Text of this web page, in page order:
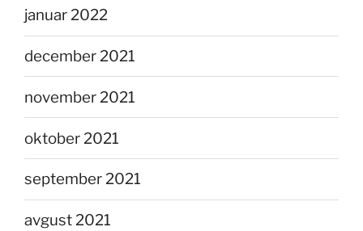
januar 2022
december 2021
november 2021
oktober 2021
september 2021
avgust 2021